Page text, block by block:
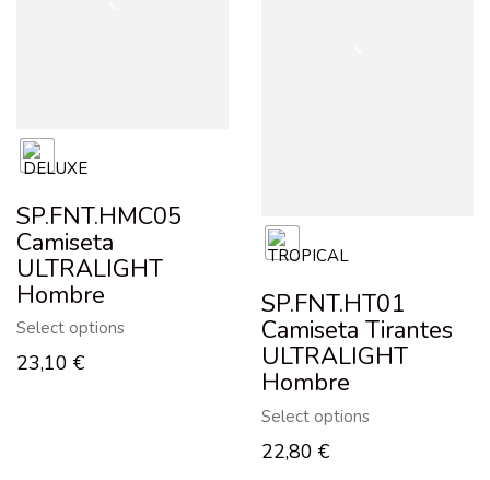
SP.FNT.HMC05
Camiseta
ULTRALIGHT
Hombre
Select options
23,10 €
SP.FNT.HT01
Camiseta Tirantes
ULTRALIGHT
Hombre
Select options
22,80 €